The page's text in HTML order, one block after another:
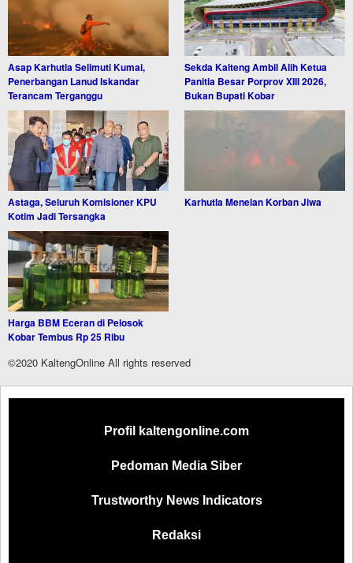
Asap Karhutla Selimuti Kumai,
Penerbangan Lanud Iskandar
Terancam Terganggu
Sekda Kalteng Ambil Alih Ketua
Panitia Besar Porprov XIII 2026,
Bukan Bupati Kobar
Astaga, Seluruh Komisioner KPU
Kotim Jadi Tersangka
Karhutla Menelan Korban Jiwa
Harga BBM Eceran di Pelosok
Kobar Tembus Rp 25 Ribu
©2020 KaltengOnline All rights reserved
Profil kaltengonline.com
Pedoman Media Siber
Trustworthy News Indicators
Redaksi